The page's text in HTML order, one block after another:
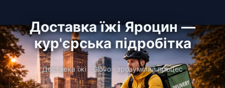
Доставка їжі Яроцин —
кур'єрська підробітка
Доставка їжі · Glovo · зрозумілий процес